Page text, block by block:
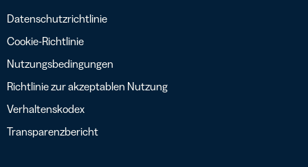
Datenschutzrichtlinie
Cookie-Richtlinie
Nutzungsbedingungen
Richtlinie zur akzeptablen Nutzung
Verhaltenskodex
Transparenzbericht